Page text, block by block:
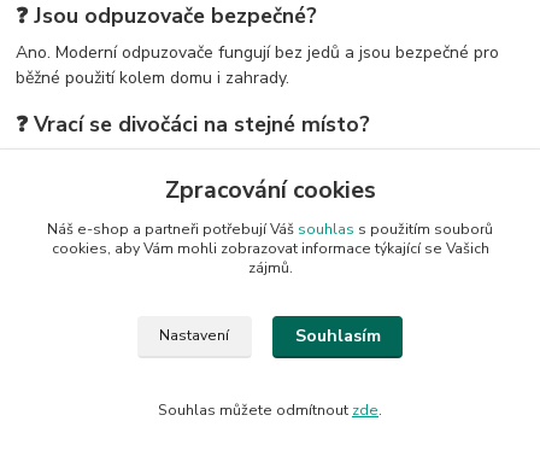
❓ Jsou odpuzovače bezpečné?
Ano. Moderní odpuzovače fungují bez jedů a jsou bezpečné pro
běžné použití kolem domu i zahrady.
❓ Vrací se divočáci na stejné místo?
❓ Jaká ochrana bývá nejúčinnější?
Nejlepších výsledků dosahuje kombinace:
pravidelné prevence.
🛒 Doporučené řešení proti divočákům
Zpracování cookies
Náš e-shop a partneři potřebují Váš souhlas s použitím souborů
cookies, aby Vám mohli zobrazovat informace týkající se Vašich
zájmů.
Nastavení Souhlasím
Souhlas můžete odmítnout zde.